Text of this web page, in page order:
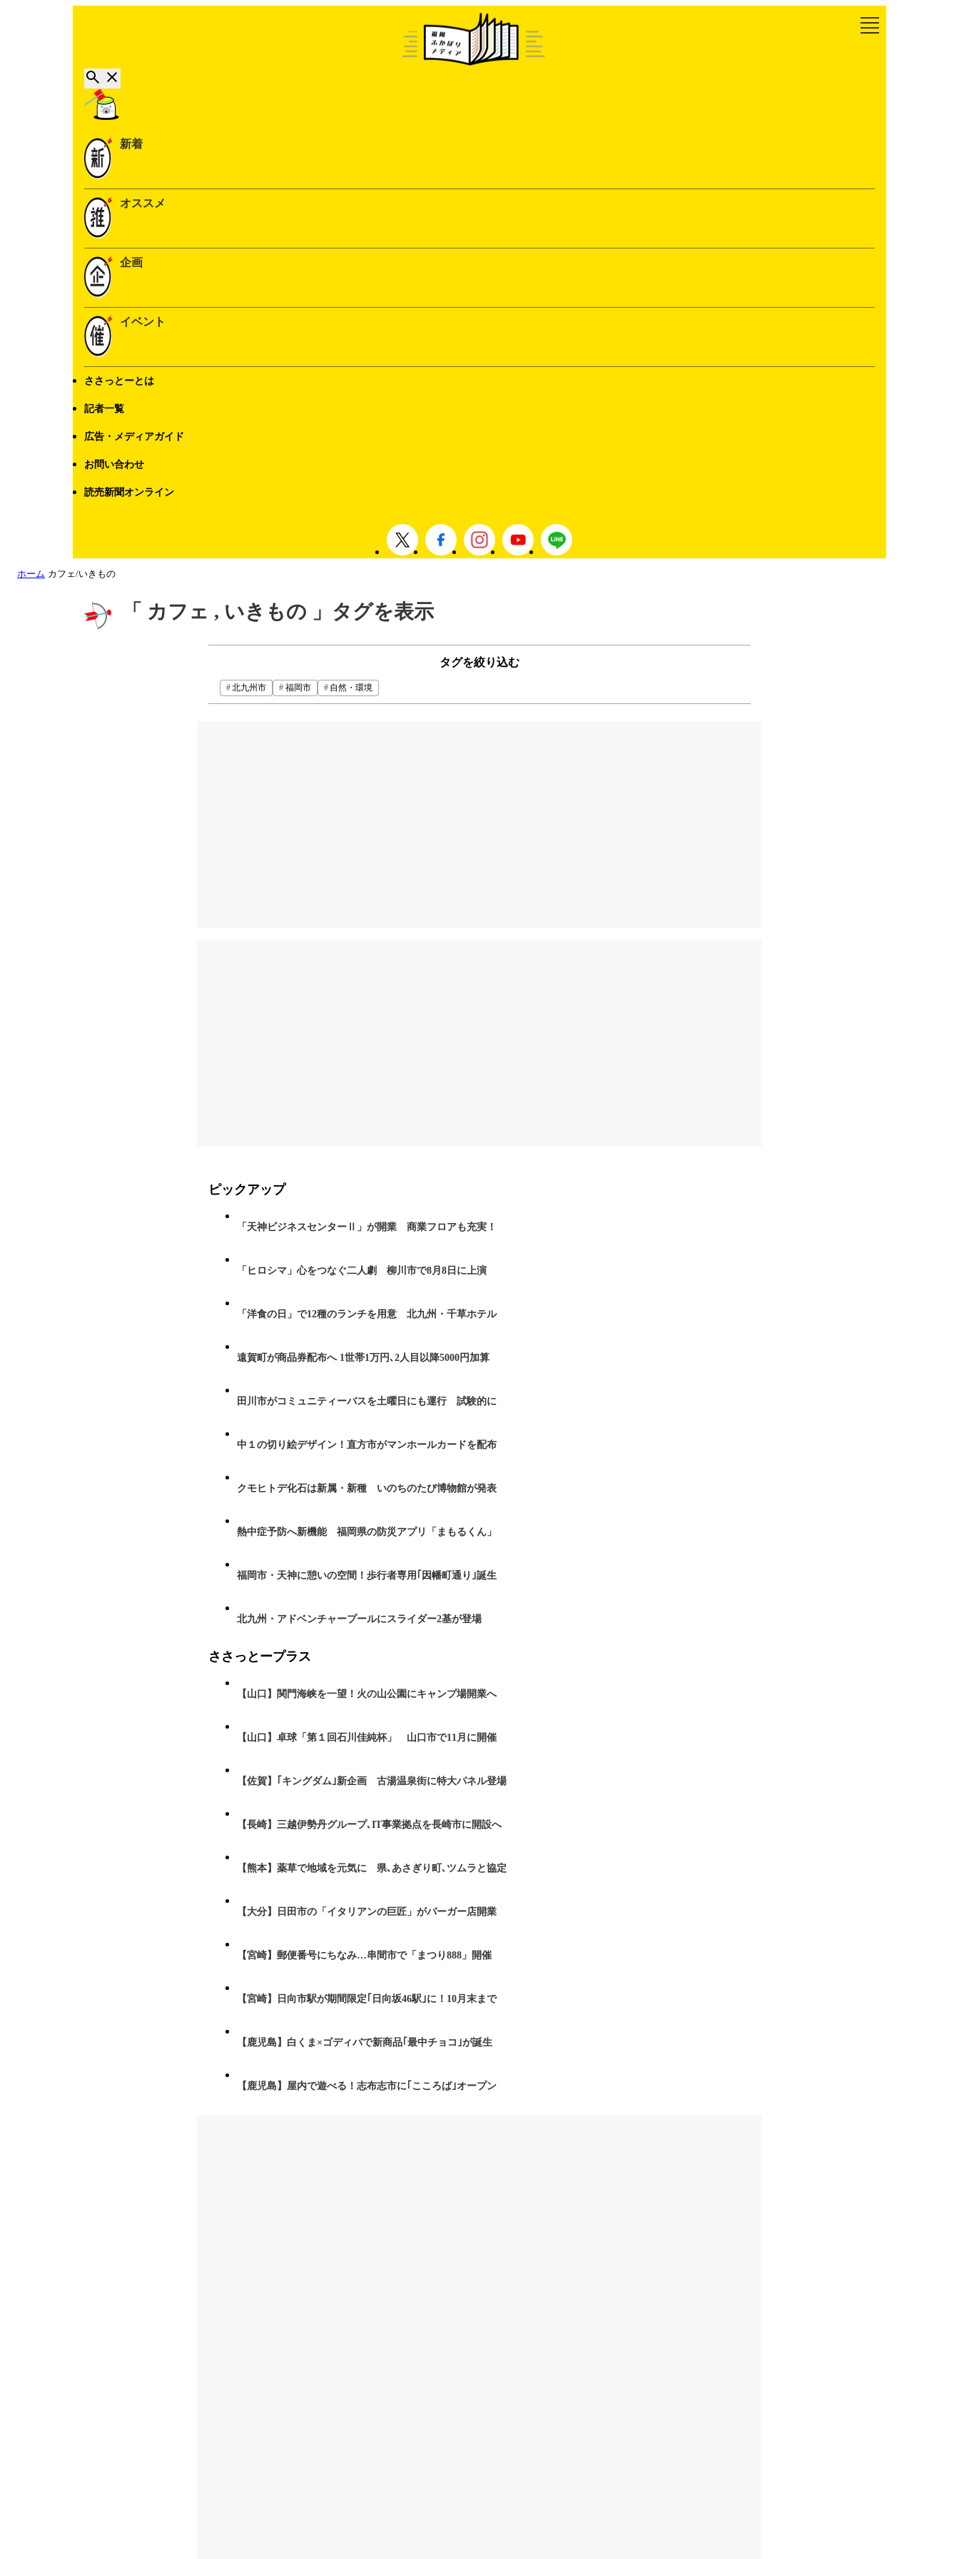
新着
オススメ
企画
イベント
ささっとーとは
記者一覧
広告・メディアガイド
お問い合わせ
読売新聞オンライン
ホーム カフェ/いきもの
「 カフェ , いきもの 」タグを表示
タグを絞り込む
北九州市 福岡市 自然・環境
ピックアップ
「天神ビジネスセンターⅡ」が開業 商業フロアも充実！
「ヒロシマ」心をつなぐ二人劇 柳川市で8月8日に上演
「洋食の日」で12種のランチを用意 北九州・千草ホテル
遠賀町が商品券配布へ 1世帯1万円､2人目以降5000円加算
田川市がコミュニティーバスを土曜日にも運行 試験的に
中１の切り絵デザイン！直方市がマンホールカードを配布
クモヒトデ化石は新属・新種 いのちのたび博物館が発表
熱中症予防へ新機能 福岡県の防災アプリ「まもるくん」
福岡市・天神に憩いの空間！歩行者専用｢因幡町通り｣誕生
北九州・アドベンチャープールにスライダー2基が登場
ささっとープラス
【山口】関門海峡を一望！火の山公園にキャンプ場開業へ
【山口】卓球「第１回石川佳純杯」 山口市で11月に開催
【佐賀】｢キングダム｣新企画 古湯温泉街に特大パネル登場
【長崎】三越伊勢丹グループ､IT事業拠点を長崎市に開設へ
【熊本】薬草で地域を元気に 県､あさぎり町､ツムラと協定
【大分】日田市の「イタリアンの巨匠」がバーガー店開業
【宮崎】郵便番号にちなみ…串間市で「まつり888」開催
【宮崎】日向市駅が期間限定｢日向坂46駅｣に！10月末まで
【鹿児島】白くま×ゴディバで新商品｢最中チョコ｣が誕生
【鹿児島】屋内で遊べる！志布志市に｢こころば｣オープン